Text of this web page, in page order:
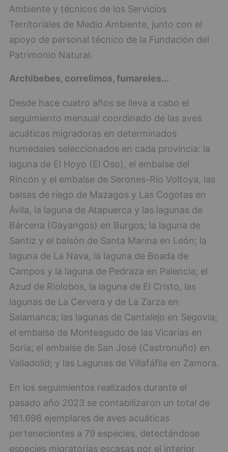
Ambiente y técnicos de los Servicios
Territoriales de Medio Ambiente, junto con el
apoyo de personal técnico de la Fundación del
Patrimonio Natural.
Archibebes, correlimos, fumareles...
Desde hace cuatro años se lleva a cabo el
seguimiento mensual coordinado de las aves
acuáticas migradoras en determinados
humedales seleccionados en cada provincia: la
laguna de El Hoyo (El Oso), el embalse del
Rincón y el embalse de Serones-Río Voltoya, las
balsas de riego de Mazagos y Las Cogotas en
Ávila, la laguna de Atapuerca y las lagunas de
Bárcena (Gayangos) en Burgos; la laguna de
Santiz y el balsón de Santa Marina en León; la
laguna de La Nava, la laguna de Boada de
Campos y la laguna de Pedraza en Palencia; el
Azud de Riolobos, la laguna de El Cristo, las
lagunas de La Cervera y de La Zarza en
Salamanca; las lagunas de Cantalejo en Segovia;
el embalse de Monteagudo de las Vicarías en
Soria; el embalse de San José (Castronuño) en
Valladolid; y las Lagunas de Villafáfila en Zamora.
En los seguimientos realizados durante el
pasado año 2023 se contabilizaron un total de
161.698 ejemplares de aves acuáticas
pertenecientes a 79 especies, detectándose
especies migratorias escasas por el interior